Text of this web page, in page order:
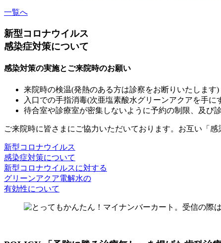
一覧へ
新型コロナウイルス
感染症対策について
感染対策の実施とご来院時のお願い
来院時の検温(発熱のある方は診察をお断りいたします)
入口での手指消毒(次亜塩素酸水グリーンアクアを手に
待合室や診療室が密集しないように予約の制限、及び
ご来院時に皆さまにご協力いただいております。お互い「
新型コロナウイルス
感染症対策について
新型コロナウイルスに対する
グリーンアクア電解水の
有効性について